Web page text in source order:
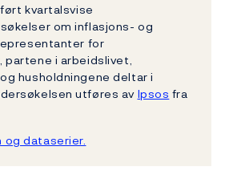
kvartalsvise
om inflasjons- og
for
partene i arbeidslivet,
husholdningene deltar i
utføres avIpsos fra
og dataserier.